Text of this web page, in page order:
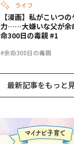
ライフ
#余命300日の毒親
【漫画】私がこいつ
力……大嫌いな父が余
命300日の毒親 #1
最新記事をもっと